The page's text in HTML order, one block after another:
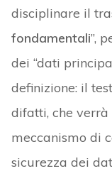
disciplinare il
fondamentali”,
dei “dati
definizione: il
difatti, che
meccanismo di
sicurezza dei